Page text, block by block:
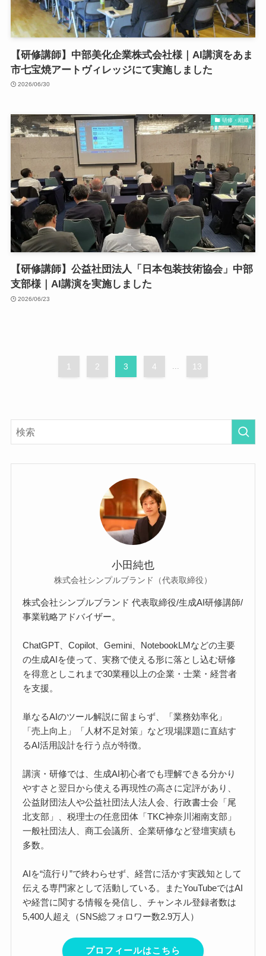
【研修講師】中部美化企業株式会社様｜AI講演をあま
市七宝焼アートヴィレッジにて実施しました
2026/06/30
研修・組織
【研修講師】公益社団法人「日本包装技術協会」中部
支部様｜AI講演を実施しました
2026/06/23
1 2 3 4 ... 13
小田純也
株式会社シンプルブランド（代表取締役）
株式会社シンプルブランド 代表取締役/生成AI研修講師/
事業戦略アドバイザー。
ChatGPT、Copilot、Gemini、NotebookLMなどの主要
の生成AIを使って、実務で使える形に落とし込む研修
を得意としこれまで30業種以上の企業・士業・経営者
を支援。
単なるAIのツール解説に留まらず、「業務効率化」
「売上向上」「人材不足対策」など現場課題に直結す
るAI活用設計を行う点が特徴。
講演・研修では、生成AI初心者でも理解できる分かり
やすさと翌日から使える再現性の高さに定評があり、
公益財団法人や公益社団法人法人会、行政書士会「尾
北支部」、税理士の任意団体「TKC神奈川湘南支部」
一般社団法人、商工会議所、企業研修など登壇実績も
多数。
AIを“流行り”で終わらせず、経営に活かす実践知として
伝える専門家として活動している。またYouTubeではAI
や経営に関する情報を発信し、チャンネル登録者数は
5,400人超え（SNS総フォロワー数2.9万人）
プロフィールはこちら